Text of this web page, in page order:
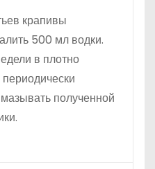
крапивы
500 мл водки.
в плотно
полученной